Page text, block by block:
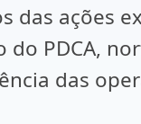
das ações
PDCA,
das